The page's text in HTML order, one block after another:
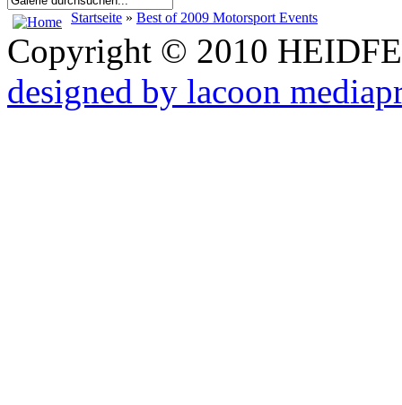
Startseite » Best of 2009 Motorsport Events
Copyright © 2010
designed by lacoon